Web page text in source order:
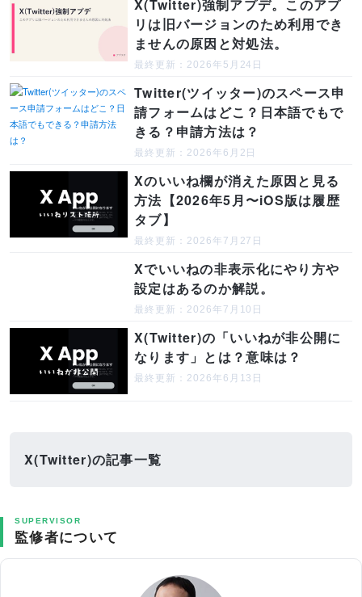
X(Twitter)強制アプデ。このアプ
リは旧バージョンのため利用でき
ませんの原因と対処法。
最終更新：2026年5月24日
Twitter(ツイッター)のスペース申
請フォームはどこ？日本語でもで
きる？申請方法は？
最終更新：2026年6月2日
Xのいいね欄が消えた原因と見る
方法【2026年5月〜iOS版は履歴
タブ】
最終更新：2026年7月27日
Xでいいねの非表示化にやり方や
設定はあるのか解説。
最終更新：2026年7月10日
X(Twitter)の「いいねが非公開に
なります」とは？意味は？
最終更新：2026年6月13日
X(Twitter)の記事一覧
SUPERVISOR
監修者について